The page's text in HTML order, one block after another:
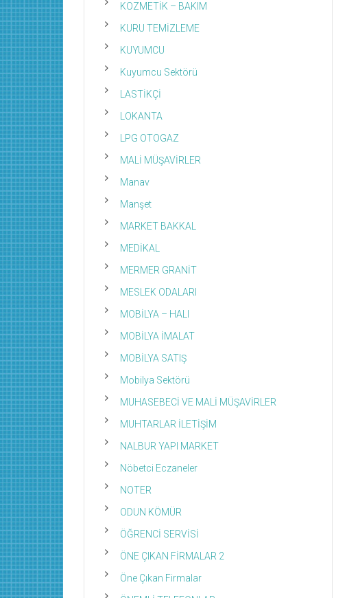
KOZMETİK – BAKIM
KURU TEMİZLEME
KUYUMCU
Kuyumcu Sektörü
LASTİKÇİ
LOKANTA
LPG OTOGAZ
MALİ MÜŞAVİRLER
Manav
Manşet
MARKET BAKKAL
MEDİKAL
MERMER GRANİT
MESLEK ODALARI
MOBİLYA – HALI
MOBİLYA İMALAT
MOBİLYA SATIŞ
Mobilya Sektörü
MUHASEBECİ VE MALİ MÜŞAVİRLER
MUHTARLAR İLETİŞİM
NALBUR YAPI MARKET
Nöbetci Eczaneler
NOTER
ODUN KÖMÜR
ÖĞRENCİ SERVİSİ
ÖNE ÇIKAN FİRMALAR 2
Öne Çıkan Firmalar